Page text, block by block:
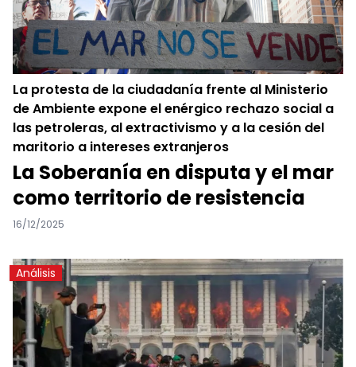
La protesta de la ciudadanía frente al Ministerio
de Ambiente expone el enérgico rechazo social a
las petroleras, al extractivismo y a la cesión del
maritorio a intereses extranjeros
La Soberanía en disputa y el mar
como territorio de resistencia
16/12/2025
Análisis